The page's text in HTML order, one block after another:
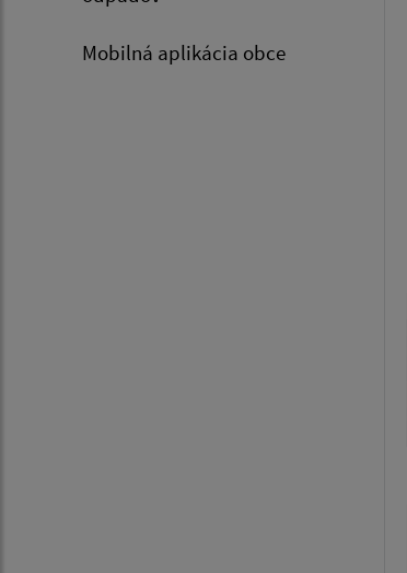
Mobilná aplikácia obce